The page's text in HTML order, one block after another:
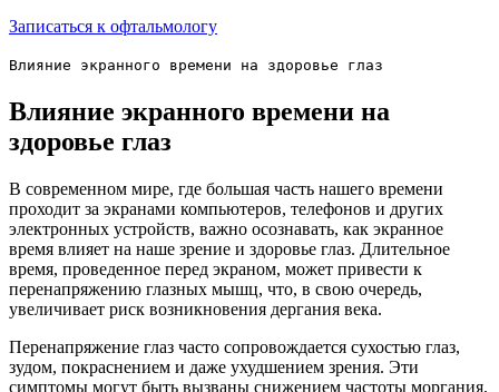
Записаться к офтальмологу
Влияние экранного времени на здоровье глаз
Влияние экранного времени на
здоровье глаз
В современном мире, где большая часть нашего времени
проходит за экранами компьютеров, телефонов и других
электронных устройств, важно осознавать, как экранное
время влияет на наше зрение и здоровье глаз. Длительное
время, проведенное перед экраном, может привести к
перенапряжению глазных мышц, что, в свою очередь,
увеличивает риск возникновения дергания века.
Перенапряжение глаз часто сопровождается сухостью глаз,
зудом, покраснением и даже ухудшением зрения. Эти
симптомы могут быть вызваны снижением частоты моргания,